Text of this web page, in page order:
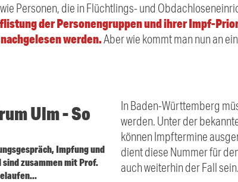
Personen, die in Flüchtlings- und
der Personengruppen und ihrer Impf-
werden.Aber wie kommt man nun an
Ulm - So
Impfung und
zusammen mit Prof.
In Baden-Württemberg
werden. Unter der
können Impftermine
dient diese Nummer für
auch weiterhin der Fall sein.